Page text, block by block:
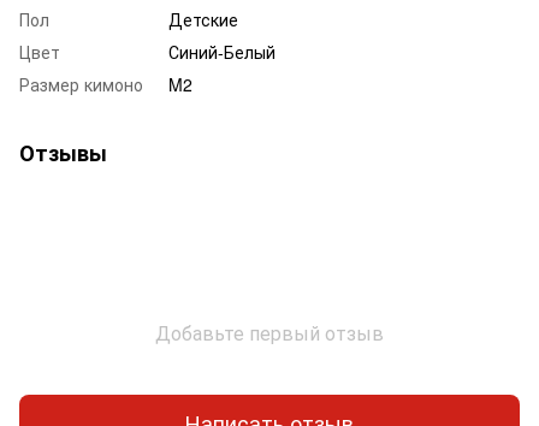
Пол
Детские
Цвет
Синий-Белый
Размер кимоно
M2
Отзывы
Добавьте первый отзыв